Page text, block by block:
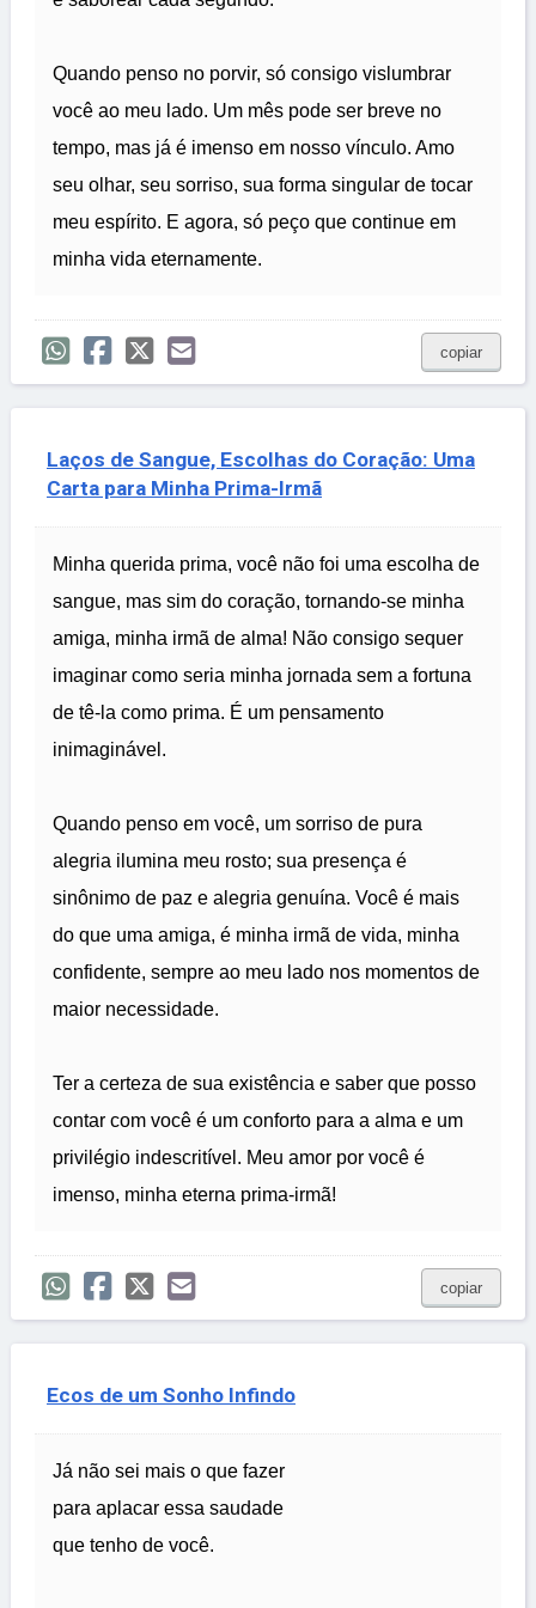
Quando penso no porvir, só consigo vislumbrar
você ao meu lado. Um mês pode ser breve no
tempo, mas já é imenso em nosso vínculo. Amo
seu olhar, seu sorriso, sua forma singular de tocar
meu espírito. E agora, só peço que continue em
minha vida eternamente.
copiar
Laços de Sangue, Escolhas do Coração: Uma
Carta para Minha Prima-Irmã
Minha querida prima, você não foi uma escolha de
sangue, mas sim do coração, tornando-se minha
amiga, minha irmã de alma! Não consigo sequer
imaginar como seria minha jornada sem a fortuna
de tê-la como prima. É um pensamento
inimaginável.
Quando penso em você, um sorriso de pura
alegria ilumina meu rosto; sua presença é
sinônimo de paz e alegria genuína. Você é mais
do que uma amiga, é minha irmã de vida, minha
confidente, sempre ao meu lado nos momentos de
maior necessidade.
Ter a certeza de sua existência e saber que posso
contar com você é um conforto para a alma e um
privilégio indescritível. Meu amor por você é
imenso, minha eterna prima-irmã!
copiar
Ecos de um Sonho Infindo
Já não sei mais o que fazer
para aplacar essa saudade
que tenho de você.